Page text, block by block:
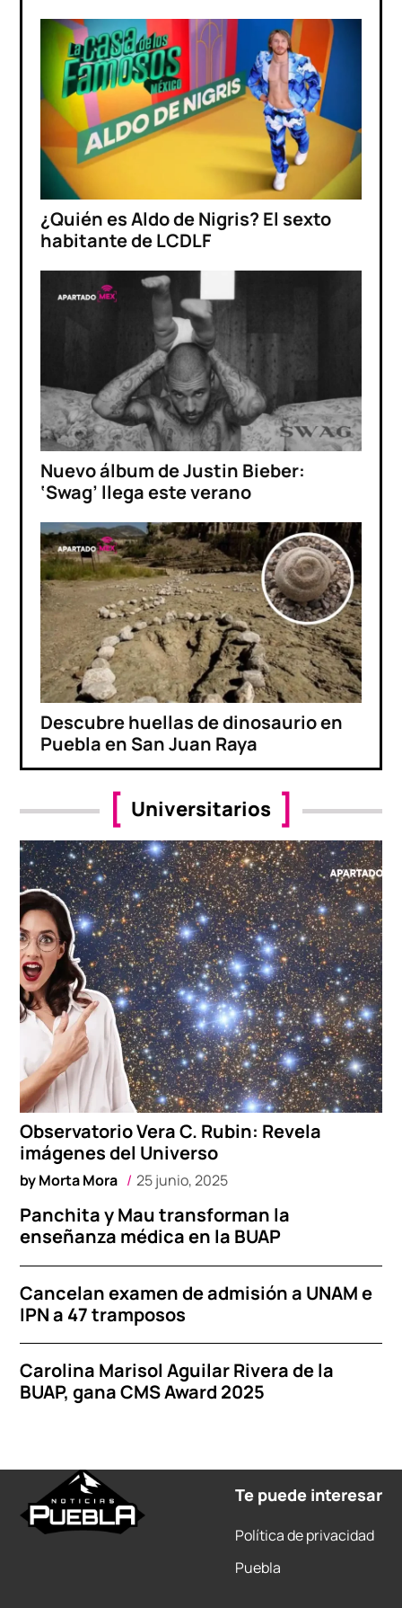
¿Quién es Aldo de Nigris? El sexto
habitante de LCDLF
Nuevo álbum de Justin Bieber:
‘Swag’ llega este verano
Descubre huellas de dinosaurio en
Puebla en San Juan Raya
Universitarios
Observatorio Vera C. Rubin: Revela
imágenes del Universo
byMorta Mora 25 junio, 2025
Panchita y Mau transforman la
enseñanza médica en la BUAP
Cancelan examen de admisión a UNAM e
IPN a 47 tramposos
Carolina Marisol Aguilar Rivera de la
BUAP, gana CMS Award 2025
Te puede interesar
Política de privacidad
Puebla